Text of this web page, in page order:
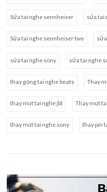
Sửa tai nghe sennheiser sửa tai
Sửa tai nghe sennheiser tws
sửa tai nghe sony sửa tai nghe
thay gọng tai nghe beats Thay
thay mút tai nghe jbl Thay mút
thay mút tai nghe sony thay pin